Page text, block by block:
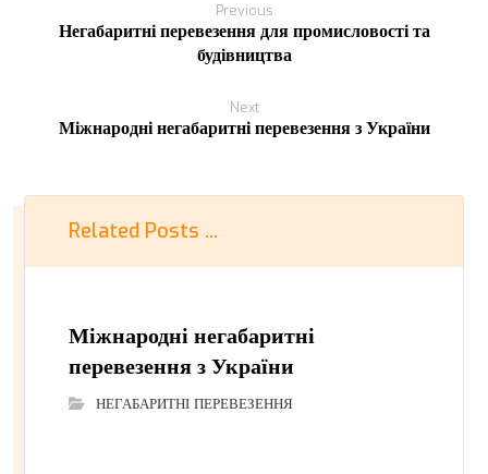
Previous
Негабаритні перевезення для промисловості та
будівництва
Next
Міжнародні негабаритні перевезення з України
Related Posts ...
Міжнародні негабаритні
перевезення з України
НЕГАБАРИТНІ ПЕРЕВЕЗЕННЯ